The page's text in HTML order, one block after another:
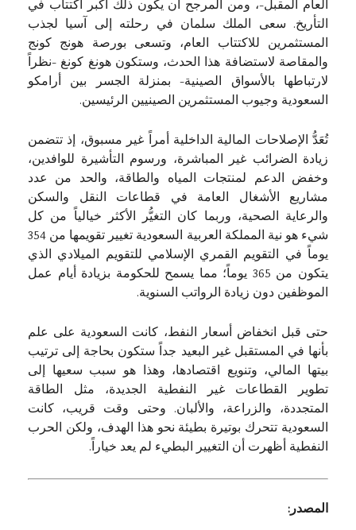
العام المقبل-، ومن المرجح أن يكون ذلك أكبر اكتتاب في
التأريخ. سعى الملك سلمان في رحلته إلى آسيا لجذب
المستثمرين للاكتتاب العام، وتسعى بورصة هونج كونج
والمقاصة لاستضافة هذا الحدث، وستكون هونغ كونغ -نظراً
لارتباطها بالأسواق الصينية- بمنزلة الجسر بين أرامكو
السعودية وجيوب المستثمرين الصينيين الرئيسين.
تُعَدُّ الإصلاحات المالية الداخلية أمراً غير مسبوق، إذ تتضمن
زيادة الضرائب غير المباشرة، ورسوم التأشيرة للوافدين،
وخفض الدعم لمنتجات المياه والطاقة، والحد من عدد
مشاريع الأشغال العامة في قطاعات النقل والسكن
والرعاية الصحية، وربما كان التغيُّر الأكثر خيالياً من كل
شيء هو نية المملكة العربية السعودية تغيير تقويمها من 354
يوماً في التقويم القمري الإسلامي للتقويم الميلادي الذي
يتكون من 365 يوماً؛ مما يسمح للحكومة بزيادة أيام عمل
الموظفين دون زيادة الرواتب السنوية.
حتى قبل انخفاض أسعار النفط، كانت السعودية على علم
بأنها في المستقبل غير البعيد جداً ستكون بحاجة إلى ترتيب
بيتها المالي، وتنويع اقتصادها، وهذا هو سبب سعيها إلى
تطوير القطاعات غير النفطية الجديدة، مثل الطاقة
المتجددة، والزراعة، والألبان. وحتى وقت قريب، كانت
السعودية تتحرك بوتيرة بطيئة نحو هذا الهدف، ولكن الحرب
النفطية أظهرت أن التغيير البطيء لم يعد خياراً.
المصدر: